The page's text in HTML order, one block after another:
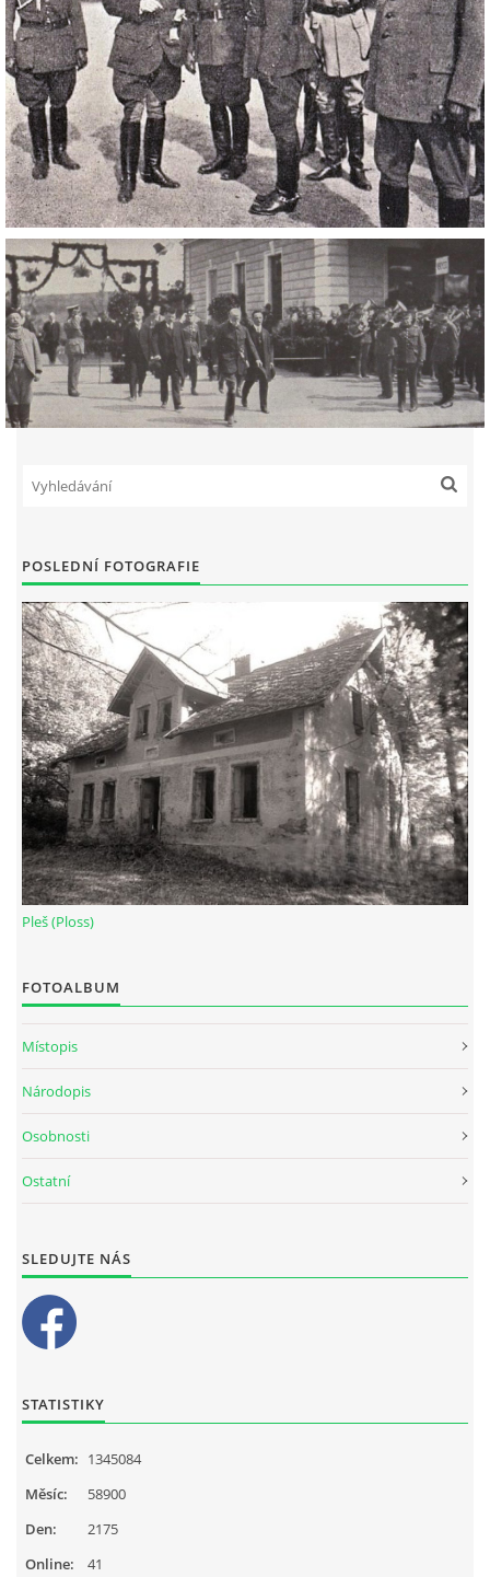
POSLEDNÍ FOTOGRAFIE
Pleš (Ploss)
FOTOALBUM
Místopis
Národopis
Osobnosti
Ostatní
SLEDUJTE NÁS
STATISTIKY
Online: 41
Celkem: 1345084
Měsíc:
58900
Den:
2175